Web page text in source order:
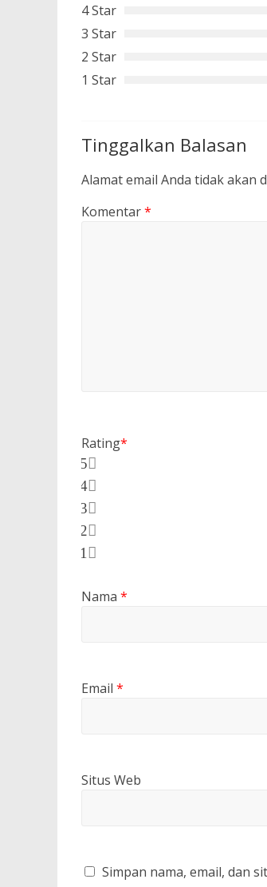
4 Star
3 Star
2 Star
1 Star
Tinggalkan Balasan
Alamat email Anda tidak akan
Komentar*
Rating*
5
4
3
2
1
Nama *
Email *
Situs Web
Simpan nama, email, dan